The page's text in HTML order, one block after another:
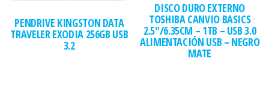
PENDRIVE KINGSTON DATA
TRAVELER EXODIA 256GB USB
3.2
DISCO DURO EXTERNO
TOSHIBA CANVIO BASICS
2.5″/6.35CM – 1TB – USB 3.0
ALIMENTACIÓN USB – NEGRO
MATE